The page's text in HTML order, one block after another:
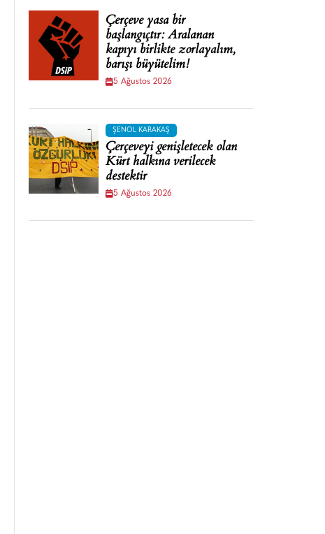
Çerçeve yasa bir
başlangıçtır: Aralanan
kapıyı birlikte zorlayalım,
barışı büyütelim!
5 Ağustos 2026
ŞENOL KARAKAŞ
Çerçeveyi genişletecek olan
Kürt halkına verilecek
destektir
5 Ağustos 2026